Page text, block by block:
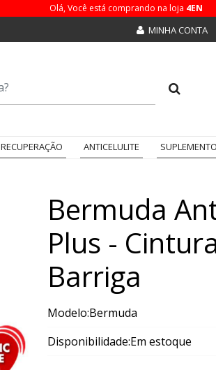
Olá, Você está comprando na loja 4EN
MINHA CONTA
RECUPERAÇÃO ANTICELULITE
Bermuda
Plus -
Barriga
Modelo:Bermuda
Disponibilidade:Em estoque